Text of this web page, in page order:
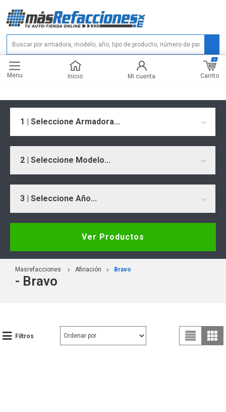
Menu Inicio Mi cuenta Carrito
0
1 | Seleccione Armadora...
2 | Seleccione Modelo...
3 | Seleccione Año...
Ver Productos
Masrefacciones Afinación Bravo
- Bravo
Filtros